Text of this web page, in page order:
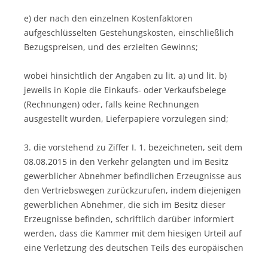
e) der nach den einzelnen Kostenfaktoren
aufgeschlüsselten Gestehungskosten, einschließlich
Bezugspreisen, und des erzielten Gewinns;
wobei hinsichtlich der Angaben zu lit. a) und lit. b)
jeweils in Kopie die Einkaufs- oder Verkaufsbelege
(Rechnungen) oder, falls keine Rechnungen
ausgestellt wurden, Lieferpapiere vorzulegen sind;
3. die vorstehend zu Ziffer I. 1. bezeichneten, seit dem
08.08.2015 in den Verkehr gelangten und im Besitz
gewerblicher Abnehmer befindlichen Erzeugnisse aus
den Vertriebswegen zurückzurufen, indem diejenigen
gewerblichen Abnehmer, die sich im Besitz dieser
Erzeugnisse befinden, schriftlich darüber informiert
werden, dass die Kammer mit dem hiesigen Urteil auf
eine Verletzung des deutschen Teils des europäischen